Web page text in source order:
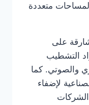
متعددة
على
التشطيب
والصوتي. كما
لإضفاء